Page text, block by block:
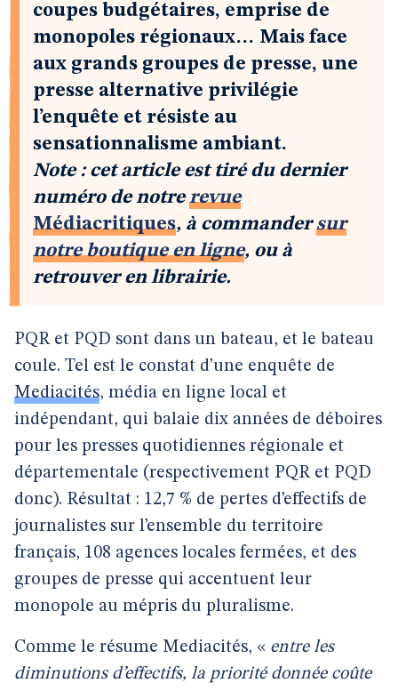
coupes budgétaires, emprise de
monopoles régionaux… Mais face
aux grands groupes de presse, une
presse alternative privilégie
l’enquête et résiste au
sensationnalisme ambiant.
Note : cet article est tiré du dernier
numéro de notrerevue
Médiacritiques, à commandersur
notre boutique en ligne, ou à
retrouver en librairie.
PQR et PQD sont dans un bateau, et le bateau
coule. Tel est le constat d’une enquête de
Mediacités, média en ligne local et
indépendant, qui balaie dix années de déboires
pour les presses quotidiennes régionale et
départementale (respectivement PQR et PQD
donc). Résultat : 12,7 % de pertes d’effectifs de
journalistes sur l’ensemble du territoire
français, 108 agences locales fermées, et des
groupes de presse qui accentuent leur
monopole au mépris du pluralisme.
Comme le résume Mediacités, « entre les
diminutions d’effectifs, la priorité donnée coûte